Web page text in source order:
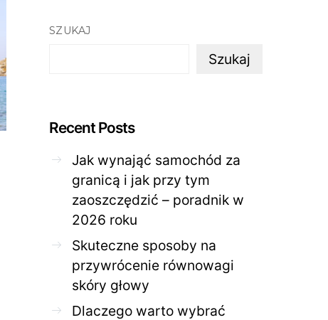
ZDROWE CIAŁO
Jak skutecznie zadbać o
problematyczną cerę w
domowym spa?
28 KWIETNIA 2026
jak mądrze
SZUKAJ
Szukaj
Recent Posts
Jak wynająć samochód za
granicą i jak przy tym
zaoszczędzić – poradnik w
2026 roku
Skuteczne sposoby na
przywrócenie równowagi
skóry głowy
Dlaczego warto wybrać